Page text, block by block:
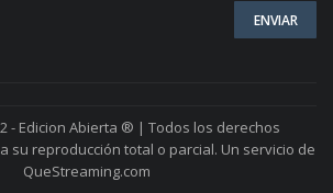
- Edicion Abierta ® | Todos los derechos
su reproducción total o parcial. Un servicio de
QueStreaming.com